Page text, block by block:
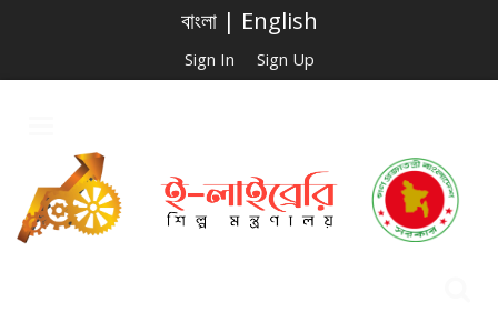
বাংলা| English
Sign In Sign Up